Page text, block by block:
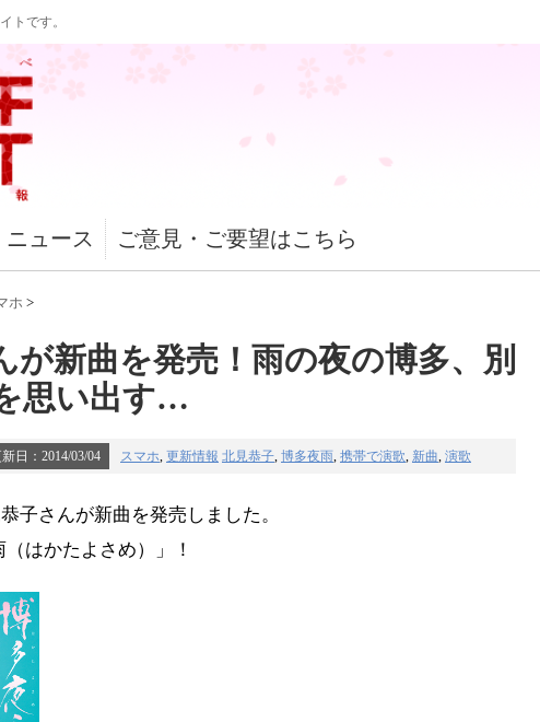
トです。
ニュース ご意見・ご要望はこちら
ホ >
が新曲を発売！雨の夜の博多、別
思い出す…
日：2014/03/04 スマホ, 更新情報 北見恭子, 博多夜雨, 携帯で演歌, 新曲, 演歌
子さんが新曲を発売しました。
はかたよさめ）」！